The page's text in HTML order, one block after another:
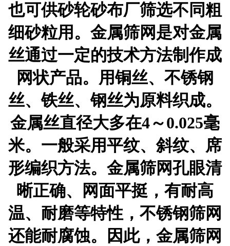
也可供砂轮砂布厂筛选不同粗
细砂粒用。金属筛网是对金属
丝通过一定的技术方法制作成
网状产品。用铜丝、不锈钢
丝、铁丝、钢丝为原料织成。
金属丝直径大多在4～0.025毫
米。一般采用平纹、斜纹、席
形编织方法。金属筛网孔眼清
晰正确、网面平挺，有耐高
温、耐磨等特性，不锈钢筛网
还能耐腐蚀。因此，金属筛网